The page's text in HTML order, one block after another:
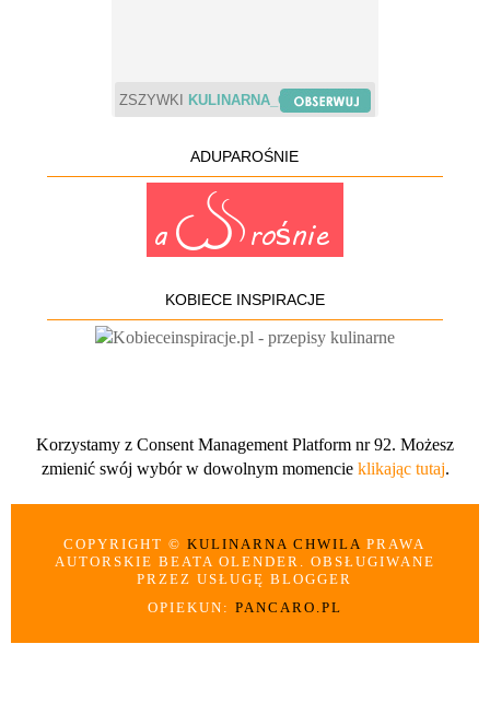
ZSZYWKI KULINARNA_CHWILA
ADUPAROŚNIE
KOBIECE INSPIRACJE
Korzystamy z Consent Management Platform nr 92. Możesz
zmienić swój wybór w dowolnym momencie klikając tutaj.
COPYRIGHT ©KULINARNA CHWILAPRAWA
AUTORSKIE BEATA OLENDER. OBSŁUGIWANE
PRZEZ USŁUGĘ BLOGGER
OPIEKUN: PANCARO.PL